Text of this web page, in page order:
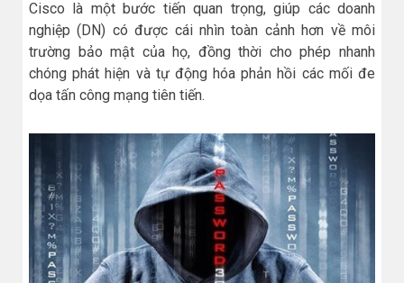
Cisco là một bước tiến quan trọng, giúp các doanh
nghiệp (DN) có được cái nhìn toàn cảnh hơn về môi
trường bảo mật của họ, đồng thời cho phép nhanh
chóng phát hiện và tự động hóa phản hồi các mối đe
dọa tấn công mạng tiên tiến.